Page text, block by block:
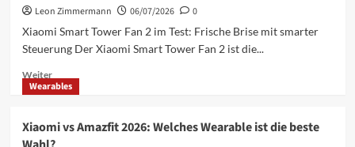
zum
Xiaomi
Update
August
2026
Leon Zimmermann 06/07/2026
0
Xiaomi Smart Tower Fan 2 im Test: Frische Brise mit smarter
Steuerung Der Xiaomi Smart Tower Fan 2 ist die...
WeiterMehr
Informationen
Smart
Wearables
Xiaomi vs Amazfit 2026: Welches Wearable ist die beste